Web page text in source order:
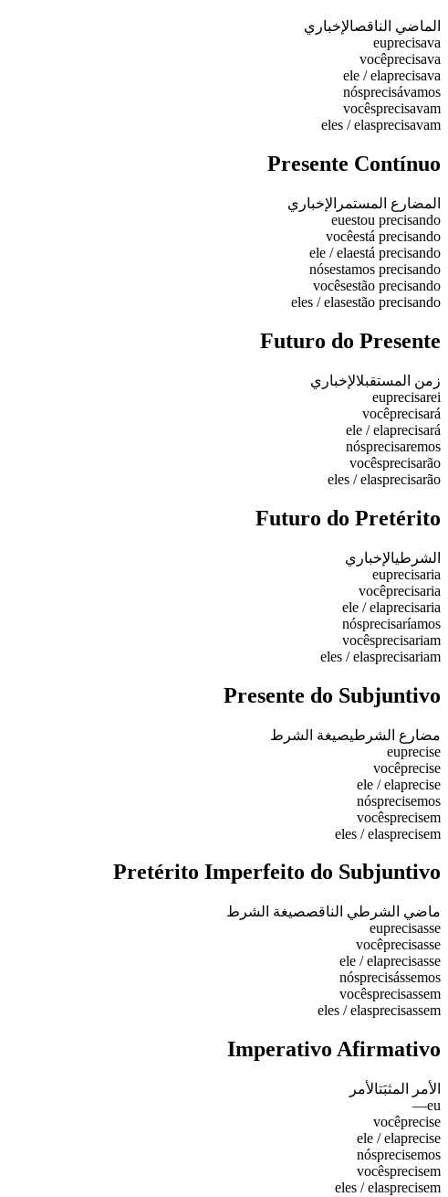
الماضي الناقصالإخباري
euprecisava
vocêprecisava
ele / elaprecisava
nósprecisávamos
vocêsprecisavam
eles / elasprecisavam
Presente Contínuo
المضارع المستمر الإخباري
euestou precisando
vocêestá precisando
ele / elaestá precisando
nósestamos precisando
vocêsestão precisando
eles / elasestão precisando
Futuro do Presente
زمن المستقبلالإخباري
euprecisarei
vocêprecisará
ele / elaprecisará
nósprecisaremos
vocêsprecisarão
eles / elasprecisarão
Futuro do Pretérito
الشرطيالإخباري
euprecisaria
vocêprecisaria
ele / elaprecisaria
nósprecisaríamos
vocêsprecisariam
eles / elasprecisariam
Presente do Subjuntivo
مضارع الشرطيصيغة الشرط
euprecise
vocêprecise
ele / elaprecise
nósprecisemos
vocêsprecisem
eles / elasprecisem
Pretérito Imperfeito do Subjuntivo
ماضي الشرطي الناقصصيغة الشرط
euprecisasse
vocêprecisasse
ele / elaprecisasse
nósprecisássemos
vocêsprecisassem
eles / elasprecisassem
Imperativo Afirmativo
الأمر المثبَتالأمر
eu
—
vocêprecise
ele / elaprecise
nósprecisemos
vocêsprecisem
eles / elasprecisem